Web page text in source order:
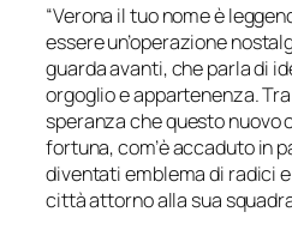
“Verona il tuo nome è
essere un’operazione
guarda avanti, che parla di
orgoglio e appartenenza.
speranza che questo nuovo
fortuna, com’è accaduto in
diventati emblema di radici
città attorno alla sua